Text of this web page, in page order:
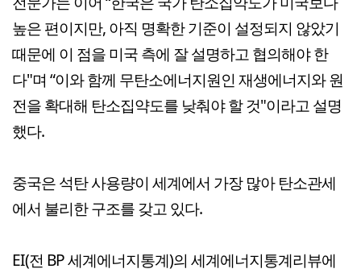
높은 편이지만, 아직 명확한 기준이 설정되지 않았기
때문에 이 점을 미국 측에 잘 설명하고 협의해야 한
다"며 “이와 함께 무탄소에너지원인 재생에너지와 원
전을 확대해 탄소집약도를 낮춰야 할 것"이라고 설명
했다.
중국은 석탄 사용량이 세계에서 가장 많아 탄소관세
에서 불리한 구조를 갖고 있다.
EI(전 BP 세계에너지통계)의 세계에너지통계리뷰에